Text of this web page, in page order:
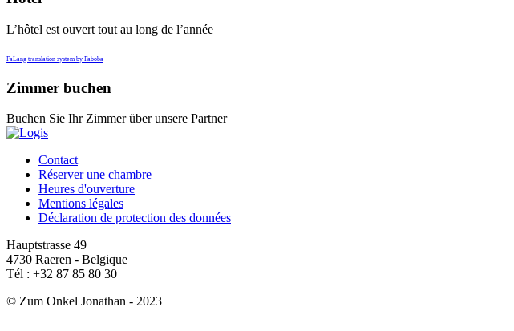
L’hôtel est ouvert tout au long de l’année
FaLang translation system by Faboba
Zimmer buchen
Buchen Sie Ihr Zimmer über unsere Partner
Contact
Réserver une chambre
Heures d'ouverture
Mentions légales
Déclaration de protection des données
Hauptstrasse 49
4730 Raeren - Belgique
Tél : +32 87 85 80 30
© Zum Onkel Jonathan - 2023